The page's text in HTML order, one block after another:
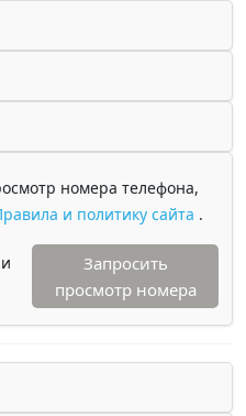
номера телефона,
и политику сайта .
Запросить
просмотр номера